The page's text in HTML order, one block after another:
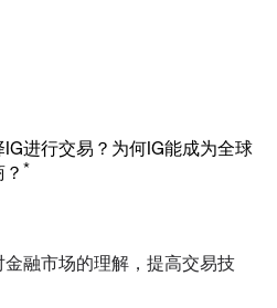
进行交易？为何IG能成为全球
*
融市场的理解，提高交易技